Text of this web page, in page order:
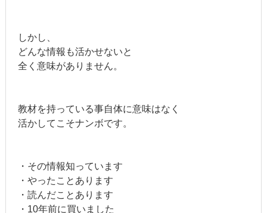
しかし、
どんな情報も活かせないと
全く意味がありません。
教材を持っている事自体に意味はなく
活かしてこそナンボです。
・その情報知っています
・やったことあります
・読んだことあります
・10年前に買いました